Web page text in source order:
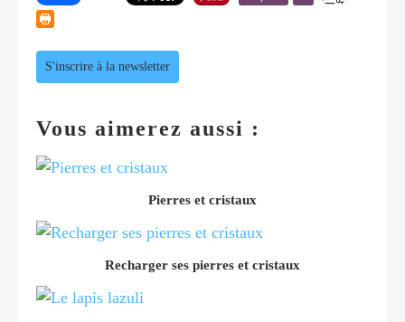
S'inscrire à la newsletter
Vous aimerez aussi :
Pierres et cristaux
Recharger ses pierres et cristaux